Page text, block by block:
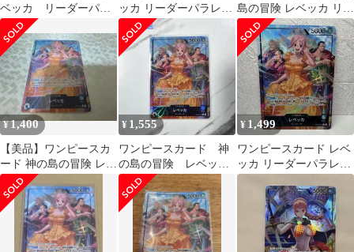
ベッカ リーダーパラ
レル OP15-039 神の島
の冒険
ッカ リーダーパラレル
謀略の王国OP04-039
島の冒険 レベッカ リー
ダーパラレル
¥1,400
【美品】ワンピースカ
ード 神の島の冒険 レベ
ッカ リーダーパラレル
¥ 1,555
ワンピースカード 神
の島の冒険 レベッ
カ 【リーダーパラレ
ル☆】
¥ 1,499
ワンピースカード レベ
ッカ リーダーパラレル
OP15-039 神の島の冒険